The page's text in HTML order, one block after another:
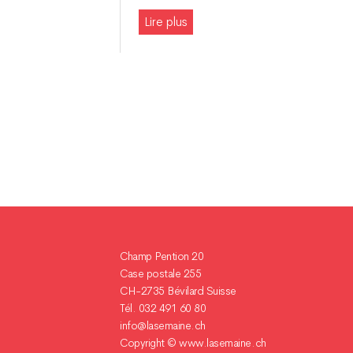
Lire plus
Champ Pention 20
Case postale 255
CH-2735 Bévilard Suisse
Tél. 032 491 60 80
info@lasemaine.ch
Copyright ©www.lasemaine.ch